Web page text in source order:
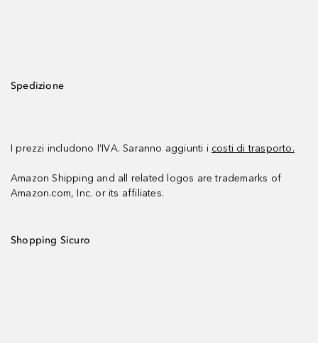
Spedizione
I prezzi includono l’IVA. Saranno aggiunti i costi di trasporto.
Amazon Shipping and all related logos are trademarks of
Amazon.com, Inc. or its affiliates.
Shopping Sicuro